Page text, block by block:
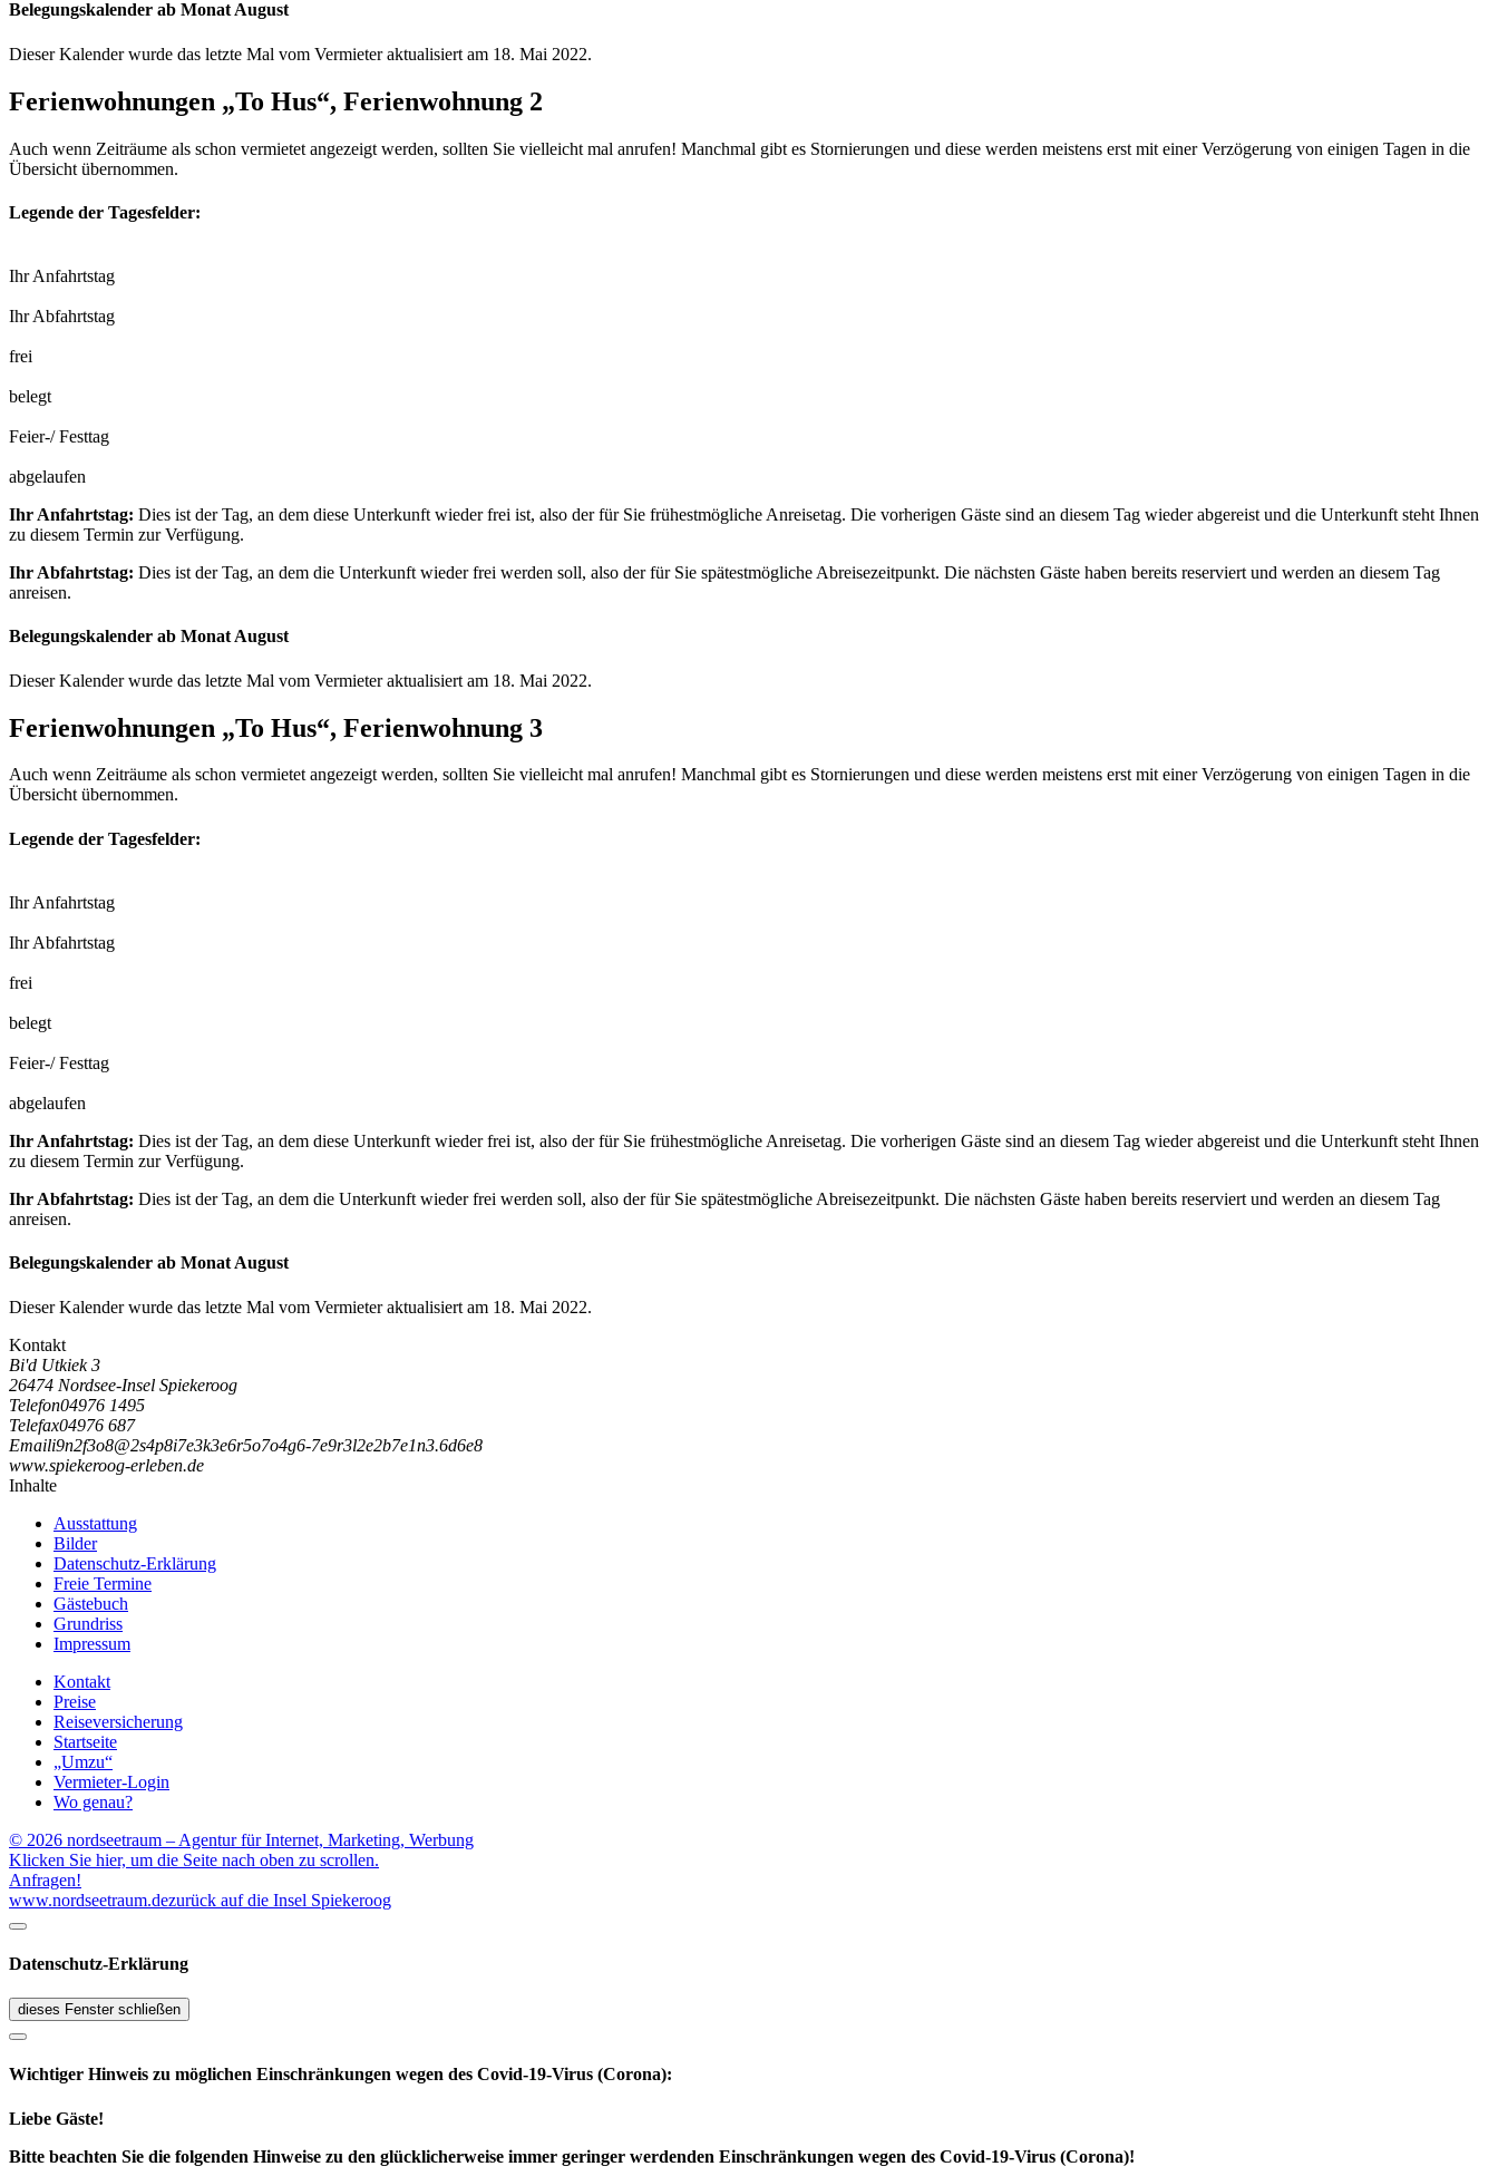
Belegungskalender ab Monat August
Dieser Kalender wurde das letzte Mal vom Vermieter aktualisiert am 18. Mai 2022.
Ferienwohnungen „To Hus“, Ferienwohnung 2
Auch wenn Zeiträume als schon vermietet angezeigt werden, sollten Sie vielleicht mal anrufen! Manchmal gibt es Stornierungen und diese werden meistens erst mit einer Verzögerung von einigen Tagen in die
Übersicht übernommen.
Legende der Tagesfelder:
Ihr Anfahrtstag
Ihr Abfahrtstag
frei
belegt
Feier-/ Festtag
abgelaufen
Ihr Anfahrtstag: Dies ist der Tag, an dem diese Unterkunft wieder frei ist, also der für Sie frühestmögliche Anreisetag. Die vorherigen Gäste sind an diesem Tag wieder abgereist und die Unterkunft steht Ihnen
zu diesem Termin zur Verfügung.
Ihr Abfahrtstag: Dies ist der Tag, an dem die Unterkunft wieder frei werden soll, also der für Sie spätestmögliche Abreisezeitpunkt. Die nächsten Gäste haben bereits reserviert und werden an diesem Tag
anreisen.
Belegungskalender ab Monat August
Dieser Kalender wurde das letzte Mal vom Vermieter aktualisiert am 18. Mai 2022.
Ferienwohnungen „To Hus“, Ferienwohnung 3
Auch wenn Zeiträume als schon vermietet angezeigt werden, sollten Sie vielleicht mal anrufen! Manchmal gibt es Stornierungen und diese werden meistens erst mit einer Verzögerung von einigen Tagen in die
Übersicht übernommen.
Legende der Tagesfelder:
Ihr Anfahrtstag
Ihr Abfahrtstag
frei
belegt
Feier-/ Festtag
abgelaufen
Ihr Anfahrtstag: Dies ist der Tag, an dem diese Unterkunft wieder frei ist, also der für Sie frühestmögliche Anreisetag. Die vorherigen Gäste sind an diesem Tag wieder abgereist und die Unterkunft steht Ihnen
zu diesem Termin zur Verfügung.
Ihr Abfahrtstag: Dies ist der Tag, an dem die Unterkunft wieder frei werden soll, also der für Sie spätestmögliche Abreisezeitpunkt. Die nächsten Gäste haben bereits reserviert und werden an diesem Tag
anreisen.
Belegungskalender ab Monat August
Dieser Kalender wurde das letzte Mal vom Vermieter aktualisiert am 18. Mai 2022.
Kontakt
Bi'd Utkiek 3
26474 Nordsee-Insel Spiekeroog
Telefon04976 1495
Telefax04976 687
Emaili9n2f3o8@2s4p8i7e3k3e6r5o7o4g6-7e9r3l2e2b7e1n3.6d6e8
www.spiekeroog-erleben.de
Inhalte
Ausstattung
Bilder
Datenschutz-Erklärung
Freie Termine
Gästebuch
Grundriss
Impressum
Kontakt
Preise
Reiseversicherung
Startseite
„Umzu“
Vermieter-Login
Wo genau?
© 2026 nordseetraum – Agentur für Internet, Marketing, Werbung
Klicken Sie hier, um die Seite nach oben zu scrollen.
Anfragen!
www.nordseetraum.dezurück auf die Insel Spiekeroog
Datenschutz-Erklärung
dieses Fenster schließen
Wichtiger Hinweis zu möglichen Ein­schränk­ungen wegen des Covid-19-Virus (Corona):
Liebe Gäste!
Bitte beachten Sie die folgenden Hinweise zu den glücklicherweise immer geringer werdenden Einschränkungen wegen des Covid-19-Virus (Corona)!